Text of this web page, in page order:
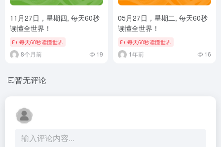
11月27日，星期四, 每天60秒
读懂全世界！
每天60秒读懂世界
8个月前 19
05月27日，星期二, 每天60秒
读懂全世界！
每天60秒读懂世界
1年前 16
暂无评论